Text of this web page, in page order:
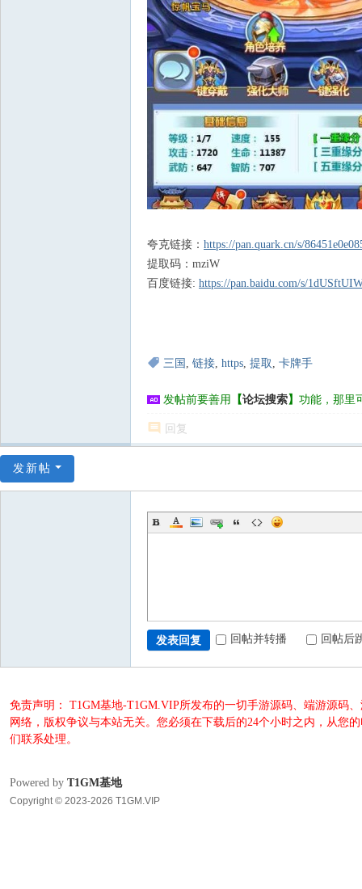
夸克链接： https://pan.quark.cn/s/
提取码：mziW
百度链接: https://pan.baidu.com/s/
三国 , 链接, https, 提取 , 卡牌手
发帖前要善用 【论坛搜索】 功能，那里
回复
发新帖
发表回复 回帖并转播 回帖后
免责声明： T1GM基地-T1GM.VIP所发布的一切手游源码、端游源码
网络，版权争议与本站无关。您必须在下载后的24个小时之内，从您
们联系处理。
Powered by T1GM基地
Copyright © 2023-2026 T1GM.VIP